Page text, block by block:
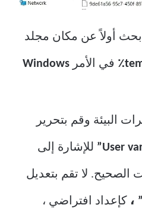
أولاً عن مكان مجلد
في الأمر Windows
البيئة وقم بتحرير
للإشارة إلى
الصحيح. لا تقم بتعديل
، كإعداد افتراضي ،